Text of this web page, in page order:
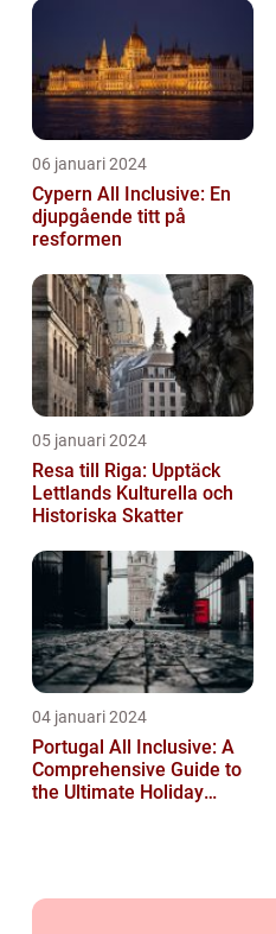
06 januari 2024
Cypern All Inclusive: En
djupgående titt på
resformen
05 januari 2024
Resa till Riga: Upptäck
Lettlands Kulturella och
Historiska Skatter
04 januari 2024
Portugal All Inclusive: A
Comprehensive Guide to
the Ultimate Holiday